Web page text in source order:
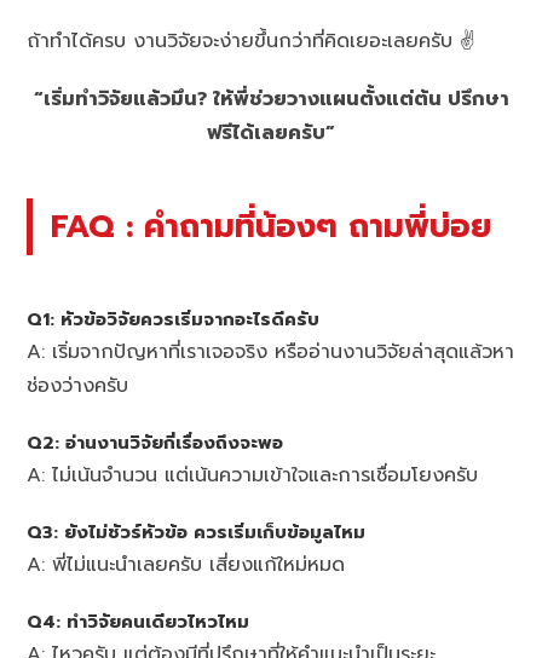
ถ้าทำได้ครบ งานวิจัยจะง่ายขึ้นกว่าที่คิดเยอะเลยครับ ✌️
“เริ่มทำวิจัยแล้วมึน? ให้พี่ช่วยวางแผนตั้งแต่ต้น ปรึกษา
ฟรีได้เลยครับ”
FAQ : คำถามที่น้องๆ ถามพี่บ่อย
Q1: หัวข้อวิจัยควรเริ่มจากอะไรดีครับ
A: เริ่มจากปัญหาที่เราเจอจริง หรืออ่านงานวิจัยล่าสุดแล้วหา
ช่องว่างครับ
Q2: อ่านงานวิจัยกี่เรื่องถึงจะพอ
A: ไม่เน้นจำนวน แต่เน้นความเข้าใจและการเชื่อมโยงครับ
Q3: ยังไม่ชัวร์หัวข้อ ควรเริ่มเก็บข้อมูลไหม
A: พี่ไม่แนะนำเลยครับ เสี่ยงแก้ใหม่หมด
Q4: ทำวิจัยคนเดียวไหวไหม